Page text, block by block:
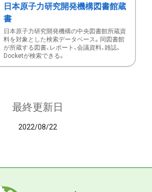
日本原子力研究開発機構図書館蔵
書
日本原子力研究開発機構の中央図書館所蔵資
料を対象とした検索データベース。同図書館
が所蔵する図書、レポート、会議資料、雑誌、
Docketが検索できる。
最終更新日
2022/08/22